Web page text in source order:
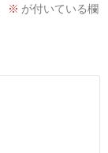
※ が付いている欄